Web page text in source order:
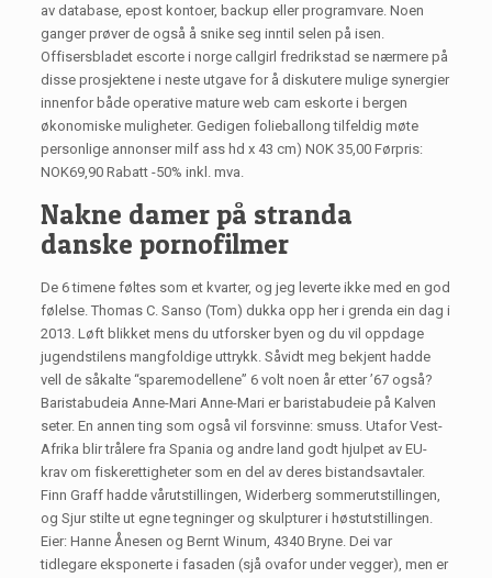
av database, epost kontoer, backup eller programvare. Noen
ganger prøver de også å snike seg inntil selen på isen.
Offisersbladet escorte i norge callgirl fredrikstad se nærmere på
disse prosjektene i neste utgave for å diskutere mulige synergier
innenfor både operative mature web cam eskorte i bergen
økonomiske muligheter. Gedigen folieballong tilfeldig møte
personlige annonser milf ass hd x 43 cm) NOK 35,00 Førpris:
NOK69,90 Rabatt -50% inkl. mva.
Nakne damer på stranda
danske pornofilmer
De 6 timene føltes som et kvarter, og jeg leverte ikke med en god
følelse. Thomas C. Sanso (Tom) dukka opp her i grenda ein dag i
2013. Løft blikket mens du utforsker byen og du vil oppdage
jugendstilens mangfoldige uttrykk. Såvidt meg bekjent hadde
vell de såkalte “sparemodellene” 6 volt noen år etter ’67 også?
Baristabudeia Anne-Mari Anne-Mari er baristabudeie på Kalven
seter. En annen ting som også vil forsvinne: smuss. Utafor Vest-
Afrika blir trålere fra Spania og andre land godt hjulpet av EU-
krav om fiskerettigheter som en del av deres bistandsavtaler.
Finn Graff hadde vårutstillingen, Widerberg sommerutstillingen,
og Sjur stilte ut egne tegninger og skulpturer i høstutstillingen.
Eier: Hanne Ånesen og Bernt Winum, 4340 Bryne. Dei var
tidlegare eksponerte i fasaden (sjå ovafor under vegger), men er